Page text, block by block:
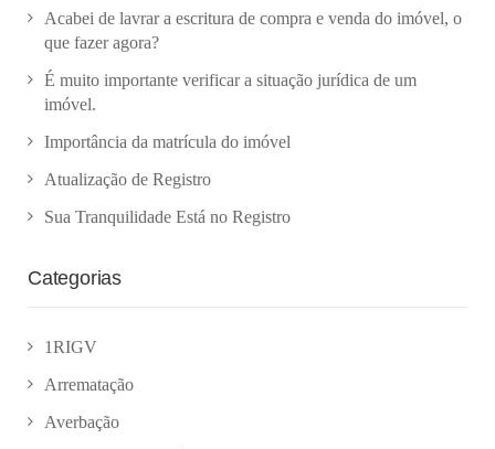
Acabei de lavrar a escritura de compra e venda do imóvel, o
que fazer agora?
É muito importante verificar a situação jurídica de um
imóvel.
Importância da matrícula do imóvel
Atualização de Registro
Sua Tranquilidade Está no Registro
Categorias
1RIGV
Arrematação
Averbação